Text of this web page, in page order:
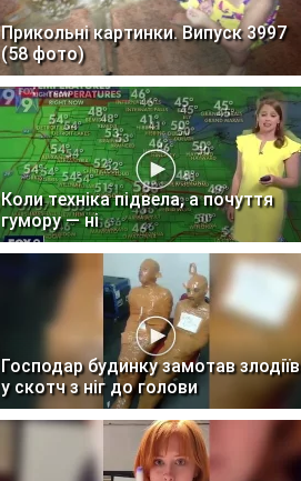
Прикольні картинки. Випуск 3997
(58 фото)
Коли техніка підвела, а почуття
гумору — ні
Господар будинку замотав злодіїв
у скотч з ніг до голови